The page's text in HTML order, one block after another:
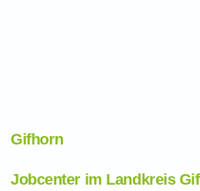
Gifhorn
Jobcenter im Landkreis